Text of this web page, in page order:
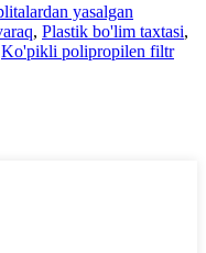
yasalgan
, Plastik bo'lim taxtasi,
Ko'pikli polipropilen filtr